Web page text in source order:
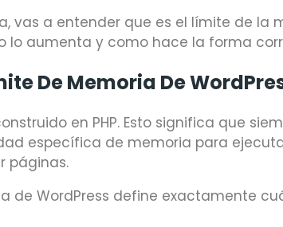
vas a entender que es el límite de la
lo aumenta y como hace la forma
De Memoria De
en PHP. Esto significa que
específica de memoria para
páginas.
de WordPress define exactamente